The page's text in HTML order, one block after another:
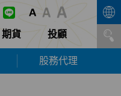
期貨 投顧
股務代理